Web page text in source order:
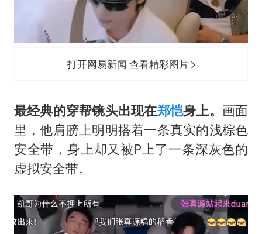
打开网易新闻 查看精彩图片
最经典的穿帮镜头出现在郑恺身上。 画面
里，他肩膀上明明搭着一条真实的浅棕色
安全带，身上却又被P上了一条深灰色的
虚拟安全带。